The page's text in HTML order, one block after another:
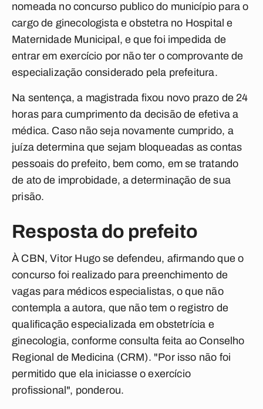
nomeada no concurso publico do município para o
cargo de ginecologista e obstetra no Hospital e
Maternidade Municipal, e que foi impedida de
entrar em exercício por não ter o comprovante de
especialização considerado pela prefeitura.
Na sentença, a magistrada fixou novo prazo de 24
horas para cumprimento da decisão de efetiva a
médica. Caso não seja novamente cumprido, a
juíza determina que sejam bloqueadas as contas
pessoais do prefeito, bem como, em se tratando
de ato de improbidade, a determinação de sua
prisão.
Resposta do prefeito
À CBN, Vitor Hugo se defendeu, afirmando que o
concurso foi realizado para preenchimento de
vagas para médicos especialistas, o que não
contempla a autora, que não tem o registro de
qualificação especializada em obstetrícia e
ginecologia, conforme consulta feita ao Conselho
Regional de Medicina (CRM). "Por isso não foi
permitido que ela iniciasse o exercício
profissional", ponderou.